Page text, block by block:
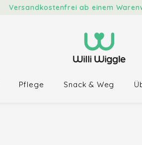
Versandkostenfrei ab einem
Pflege Snack & Weg